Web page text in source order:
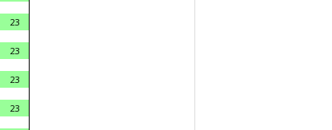
23
23
23
23